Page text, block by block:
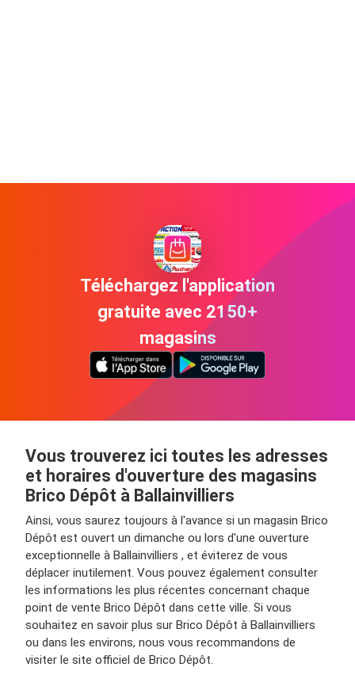
Téléchargez l'application
gratuite avec 2150+
magasins
Vous trouverez ici toutes les adresses
et horaires d'ouverture des magasins
Brico Dépôt à Ballainvilliers
Ainsi, vous saurez toujours à l'avance si un magasin Brico
Dépôt est ouvert un dimanche ou lors d'une ouverture
exceptionnelle à Ballainvilliers , et éviterez de vous
déplacer inutilement. Vous pouvez également consulter
les informations les plus récentes concernant chaque
point de vente Brico Dépôt dans cette ville. Si vous
souhaitez en savoir plus sur Brico Dépôt à Ballainvilliers
ou dans les environs, nous vous recommandons de
visiter le site officiel de Brico Dépôt.